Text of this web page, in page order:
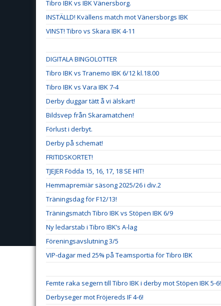
Tibro IBK vs IBK Vänersborg.
INSTÄLLD! Kvällens match mot Vänersborgs IBK
VINST! Tibro vs Skara IBK 4-11
DIGITALA BINGOLOTTER
Tibro IBK vs Tranemo IBK 6/12 kl.18.00
Tibro IBK vs Vara IBK 7-4
Derby duggar tätt å vi älskart!
Bildsvep från Skaramatchen!
Förlust i derbyt.
Derby på schemat!
FRITIDSKORTET!
TJEJER Födda 15, 16, 17, 18 SE HIT!
Hemmapremiär säsong 2025/26 i div.2
Träningsdag för F12/13!
Träningsmatch Tibro IBK vs Stöpen IBK 6/9
Ny ledarstab i Tibro IBK’s A-lag
Föreningsavslutning 3/5
VIP-dagar med 25% på Teamsportia för Tibro IBK
Femte raka segern till Tibro IBK i derby mot Stöpen IBK 5-6!
Derbyseger mot Fröjereds IF 4-6!